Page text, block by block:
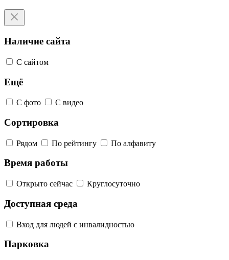
Наличие сайта
С сайтом
Ещё
С фото С видео
Сортировка
Рядом По рейтингу По алфавиту
Время работы
Открыто сейчас Круглосуточно
Доступная среда
Вход для людей с инвалидностью
Парковка